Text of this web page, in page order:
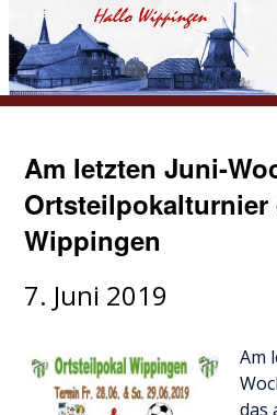
Am letzten Juni-
Ortsteilpokalturnier
Wippingen
7. Juni 2019
Am
das